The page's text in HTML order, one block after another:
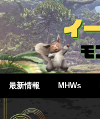
最新情報 MHWs